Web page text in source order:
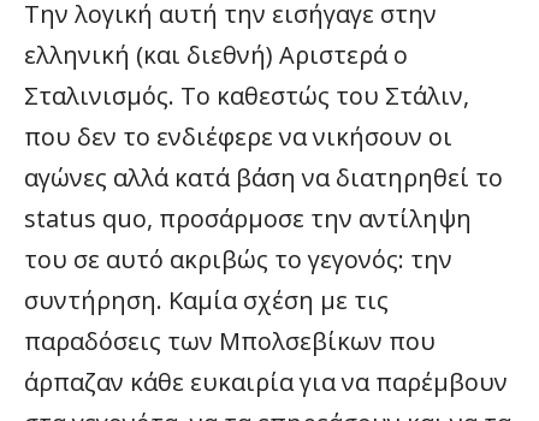
Την λογική αυτή την εισήγαγε στην
ελληνική (και διεθνή) Αριστερά ο
Σταλινισμός. Το καθεστώς του Στάλιν,
που δεν το ενδιέφερε να νικήσουν οι
αγώνες αλλά κατά βάση να διατηρηθεί το
status quo, προσάρμοσε την αντίληψη
του σε αυτό ακριβώς το γεγονός: την
συντήρηση. Καμία σχέση με τις
παραδόσεις των Μπολσεβίκων που
άρπαζαν κάθε ευκαιρία για να παρέμβουν